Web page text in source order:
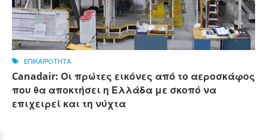
ΕΠΙΚΑΙΡΟΤΗΤΑ
Canadair: Οι πρώτες εικόνες από το αεροσκάφος
που θα αποκτήσει η Ελλάδα με σκοπό να
επιχειρεί και τη νύχτα